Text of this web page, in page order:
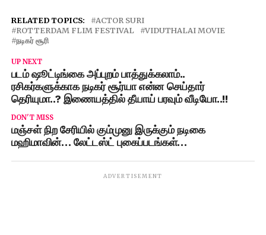
RELATED TOPICS:
ACTOR SURI
ROTTERDAM FLIM FESTIVAL
VIDUTHALAI MOVIE
நடிகர் சூரி
UP NEXT
படம் ஷூட்டிங்கை அப்புறம் பாத்துக்கலாம்..
ரசிகர்களுக்காக நடிகர் சூர்யா என்ன செய்தார்
தெரியுமா..? இணையத்தில் தீயாய் பரவும் வீடியோ..!!
DON'T MISS
மஞ்சள் நிற சேரியில் கும்முனு இருக்கும் நடிகை
மஹிமாவின்… லேட்டஸ்ட் புகைப்படங்கள்…
ADVERTISEMENT